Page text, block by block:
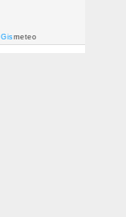
Gismeteo